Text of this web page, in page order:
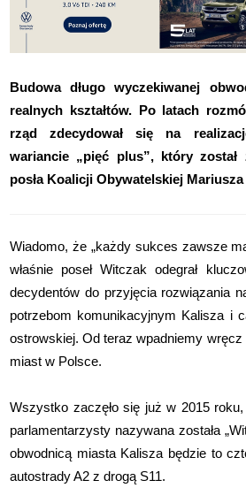
Budowa długo wyczekiwanej
realnych kształtów. Po latach
rząd zdecydował się na
wariancie „pięć plus”, który został
posła Koalicji Obywatelskiej
Wiadomo, że „każdy sukces zawsze
właśnie poseł Witczak odegrał
decydentów do przyjęcia rozwiązania
potrzebom komunikacyjnym Kalisza i
ostrowskiej. Od teraz wpadniemy
miast w Polsce.
Wszystko zaczęło się już w 2015
parlamentarzysty nazywana została
obwodnicą miasta Kalisza będzie to
autostrady A2 z drogą S11.